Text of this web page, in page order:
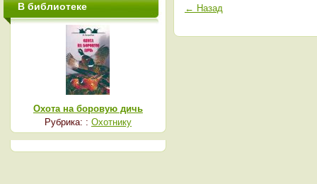
← Назад
В библиотеке
Охота на боровую дичь
Рубрика: : Охотнику